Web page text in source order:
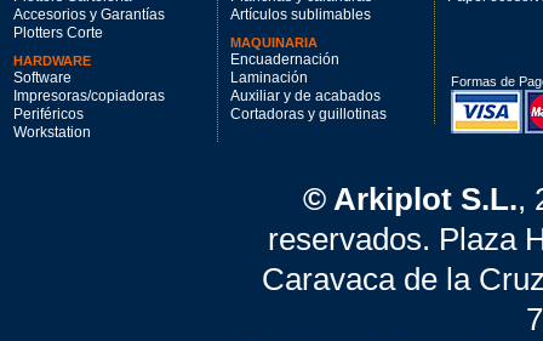
Accesorios y Garantías
Plotters Corte
HARDWARE
Software
Impresoras/copiadoras
Periféricos
Workstation
Artículos sublimables
MAQUINARIA
Encuadernación
Laminación
Auxiliar y de acabados
Cortadoras y guillotinas
Formas de
© Arkiplot S.L.,
reservados. Plaza
Caravaca de la